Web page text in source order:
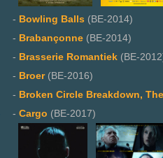
- Bowling Balls (BE-2014)
- Brabançonne (BE-2014)
- Brasserie Romantiek (BE-
- Broer(BE-2016)
- Broken Circle Breakdown, The
- Cargo (BE-2017)